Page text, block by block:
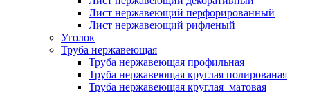
Лист нержавеющий перфорированный
Лист нержавеющий рифленый
Уголок
Труба нержавеющая
Труба нержавеющая профильная
Труба нержавеющая круглая полированая
Труба нержавеющая круглая матовая